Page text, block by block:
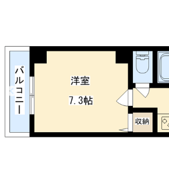
地図から探す
スタッフ
BLOG